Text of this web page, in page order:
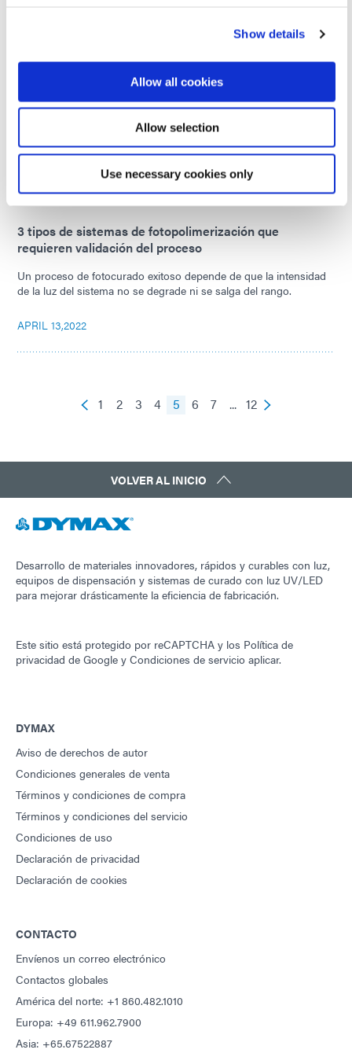
Show details
Allow all cookies
Allow selection
Use necessary cookies only
La importancia de formular adhesivos sin IBOA para
dispositivos médicos portátiles
A medida que los dispositivos médicos portátiles se generalizan,
se vuelve más crítico que los componentes que entran en
contacto con la piel estén libres de irritantes potenciales.
3 tipos de sistemas de fotopolimerización que
requieren validación del proceso
Un proceso de fotocurado exitoso depende de que la intensidad
de la luz del sistema no se degrade ni se salga del rango.
APRIL 13,2022
1 2 3 4 5 6 7 ... 12
VOLVER AL INICIO
Desarrollo de materiales innovadores, rápidos y curables con luz,
equipos de dispensación y sistemas de curado con luz UV/LED
para mejorar drásticamente la eficiencia de fabricación.
Este sitio está protegido por reCAPTCHA y los Política de
privacidad de Google y Condiciones de servicio aplicar.
DYMAX
Aviso de derechos de autor
Condiciones generales de venta
Términos y condiciones de compra
Términos y condiciones del servicio
Condiciones de uso
Declaración de privacidad
Declaración de cookies
CONTACTO
Envíenos un correo electrónico
Contactos globales
América del norte: +1 860.482.1010
Europa: +49 611.962.7900
Asia: +65.67522887